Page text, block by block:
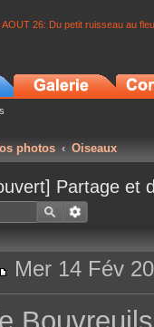
26: Du petit ruisseau au
photos Oiseaux
Partage et
e
s
a
Mer 14 Fév